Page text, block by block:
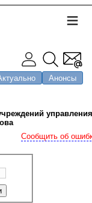
Анонсы
управления
Сообщить об